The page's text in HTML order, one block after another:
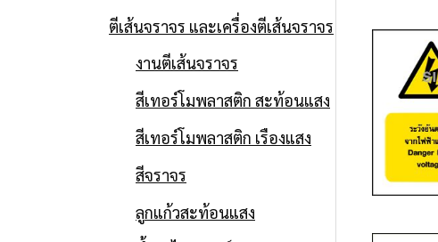
ตีเส้นจราจร และเครื่องตีเส้นจราจร
งานตีเส้นจราจร
สีเทอร์โมพลาสติก สะท้อนแสง
สีเทอร์โมพลาสติก เรืองแสง
สีจราจร
ลูกแก้วสะท้อนแสง